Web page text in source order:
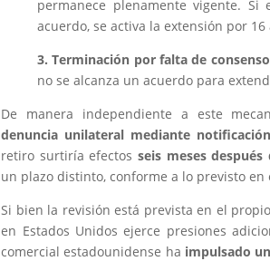
permanece plenamente vigente.
acuerdo, se activa la extensión por
3. Terminación por falta de
no se alcanza un acuerdo para
De manera independiente a este
denuncia unilateral mediante
retiro surtiría efectosseis meses
un plazo distinto, conforme a lo previsto
Si bien la revisión está prevista en el
en Estados Unidos ejerce presiones
comercial estadounidense ha impulsado